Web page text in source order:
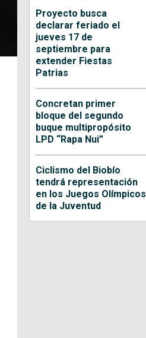
Proyecto busca
declarar feriado el
jueves 17 de
septiembre para
extender Fiestas
Patrias
Concretan primer
bloque del segundo
buque multipropósito
LPD “Rapa Nui”
Ciclismo del Biobío
tendrá representación
en los Juegos Olímpicos
de la Juventud